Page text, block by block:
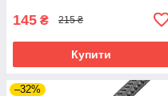
145 ₴ 215 ₴
Купити
–32%